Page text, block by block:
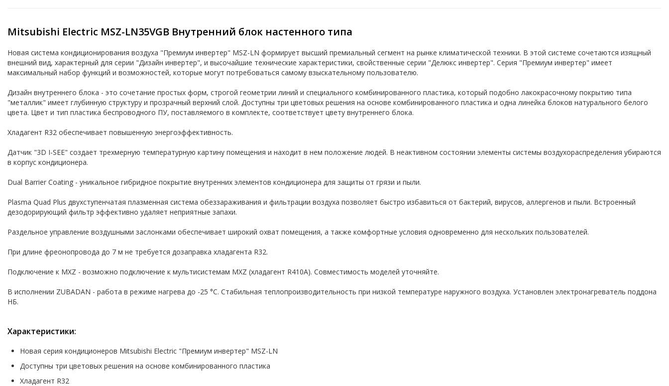
Mitsubishi Electric MSZ-LN35VGB Внутренний блок настенного типа
Новая система кондиционирования воздуха "Премиум инвертер" MSZ-LN формирует высший премиальный сегмент на рынке климатической техники. В этой системе сочетаются изящный
внешний вид, характерный для серии "Дизайн инвертер", и высочайшие технические характеристики, свойственные серии "Делюкс инвертер". Серия "Премиум инвертер" имеет
максимальный набор функций и возможностей, которые могут потребоваться самому взыскательному пользователю.
Дизайн внутреннего блока - это сочетание простых форм, строгой геометрии линий и специального комбинированного пластика, который подобно лакокрасочному покрытию типа
"металлик" имеет глубинную структуру и прозрачный верхний слой. Доступны три цветовых решения на основе комбинированного пластика и одна линейка блоков натурального белого
цвета. Цвет и тип пластика беспроводного ПУ, поставляемого в комплекте, соответствует цвету внутреннего блока.
Хладагент R32 обеспечивает повышенную энергоэффективность.
Датчик "3D I-SEE" создает трехмерную температурную картину помещения и находит в нем положение людей. В неактивном состоянии элементы системы воздухораспределения убираются
в корпус кондиционера.
Dual Barrier Coating - уникальное гибридное покрытие внутренних элементов кондиционера для защиты от грязи и пыли.
Plasma Quad Plus двухступенчатая плазменная система обеззараживания и фильтрации воздуха позволяет быстро избавиться от бактерий, вирусов, аллергенов и пыли. Встроенный
дезодорирующий фильтр эффективно удаляет неприятные запахи.
Раздельное управление воздушными заслонками обеспечивает широкий охват помещения, а также комфортные условия одновременно для нескольких пользователей.
При длине фреонопровода до 7 м не требуется дозаправка хладагента R32.
Подключение к MXZ - возможно подключение к мультисистемам MXZ (хладагент R410A). Совместимость моделей уточняйте.
В исполнении ZUBADAN - работа в режиме нагрева до -25 °С. Стабильная теплопроизводительность при низкой температуре наружного воздуха. Установлен электронагреватель поддона
НБ.
Характеристики:
Новая серия кондиционеров Mitsubishi Electric "Премиум инвертер" MSZ-LN
Доступны три цветовых решения на основе комбинированного пластика
Хладагент R32